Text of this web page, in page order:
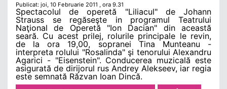
Publicat: joi, 10 Februarie 2011 , ora 9.31
Spectacolul de operetă "Liliacul" de Johann
Strauss se regăseşte in programul Teatrului
Naţional de Operetă "Ion Dacian" din această
seară. Cu acest prilej, rolurile principale le revin,
de la ora 19,00, sopranei Tina Munteanu -
interpreta rolului "Rosalinda" şi tenorului Alexandru
Agarici - "Eisenstein". Conducerea muzicală este
asigurată de dirijorul rus Andrey Alekseev, iar regia
este semnată Răzvan Ioan Dincă.